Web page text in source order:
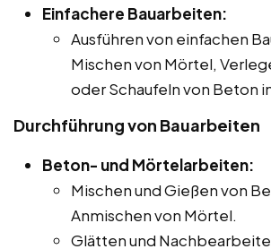
Einfachere Bauarbeiten:
Ausführen von einfachen
Mischen von Mörtel,
oder Schaufeln von Beton
Durchführung von Bauarbeiten
Beton- und Mörtelarbeiten:
Mischen und Gießen von
Anmischen von Mörtel.
Glätten und